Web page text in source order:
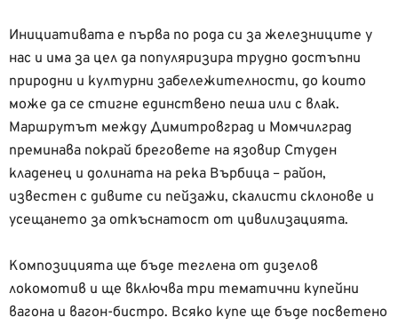
Инициативата е първа по рода си за железниците у
нас и има за цел да популяризира трудно достъпни
природни и културни забележителности, до които
може да се стигне единствено пеша или с влак.
Маршрутът между Димитровград и Момчилград
преминава покрай бреговете на язовир Студен
кладенец и долината на река Върбица – район,
известен с дивите си пейзажи, скалисти склонове и
усещането за откъснатост от цивилизацията.
Композицията ще бъде теглена от дизелов
локомотив и ще включва три тематични купейни
вагона и вагон-бистро. Всяко купе ще бъде посветено